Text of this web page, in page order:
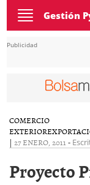
Toggle
navigation
Gestión
Publicidad
COMERCIO
EXTERIOR
| 27 ENERO, 2011 -
Proyecto